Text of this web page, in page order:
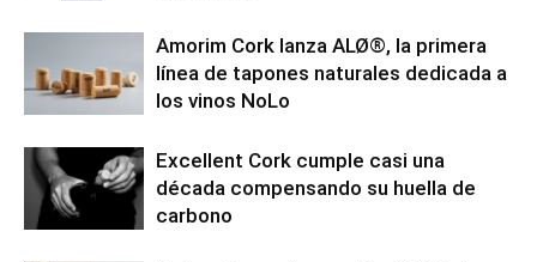
Amorim Cork lanza ALØ®, la primera
línea de tapones naturales dedicada a
los vinos NoLo
Excellent Cork cumple casi una
década compensando su huella de
carbono